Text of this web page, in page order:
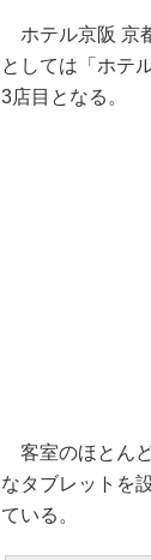
ホテル京阪 京
としては「ホテ
3店目となる。
客室のほとん
なタブレットを
ている。